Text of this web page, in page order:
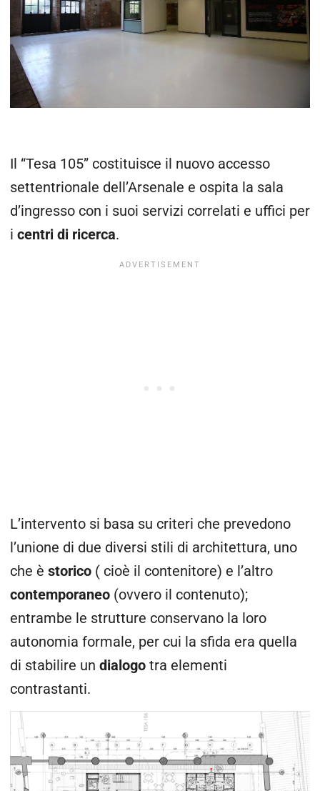
Il “Tesa 105” costituisce il nuovo accesso
settentrionale dell’Arsenale e ospita la sala
d’ingresso con i suoi servizi correlati e uffici per
i centri di ricerca.
L’intervento si basa su criteri che prevedono
l’unione di due diversi stili di architettura, uno
che è storico ( cioè il contenitore) e l’altro
contemporaneo (ovvero il contenuto);
entrambe le strutture conservano la loro
autonomia formale, per cui la sfida era quella
di stabilire un dialogo tra elementi
contrastanti.